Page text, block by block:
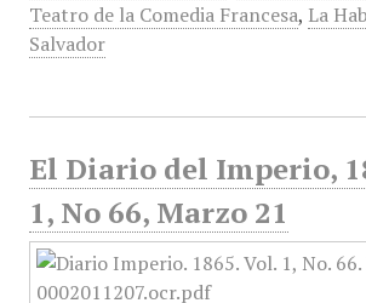
Teatro de la Comedia Francesa, La
Salvador
El Diario del Imperio,
1, No 66, Marzo 21